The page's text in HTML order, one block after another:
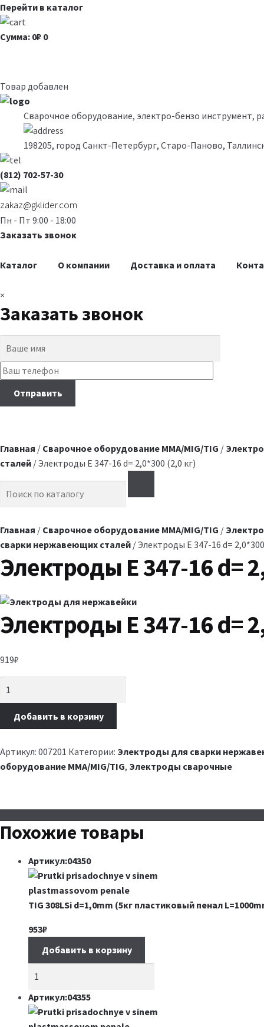
Перейти в каталог
Сумма: 0₽ 0
Товар добавлен
Сварочное оборудование, электро-бензо инструмент,
198205, город Санкт-Петербург, Старо-Паново,
(812) 702-57-30
zakaz@gklider.com
Пн - Пт 9:00 - 18:00
Заказать звонок
Каталог О компании Доставка и оплата
×
Заказать звонок
Главная / Сварочное оборудование MMA/MIG/TIG /
сталей / Электроды E 347-16 d= 2,0*300 (2,0 кг)
Search for:
Главная / Сварочное оборудование MMA/MIG/TIG /
сварки нержавеющих сталей / Электроды E 347-16 d=
Электроды E 347-16 d=
Электроды E 347-16 d=
919₽
Добавить в корзину
Артикул: 007201 Категории: Электроды для сварки
оборудование MMA/MIG/TIG, Электроды сварочные
Похожие товары
Артикул:04350
TIG 308LSi d=1,0mm (5кг пластиковый пенал
953₽
Добавить в корзину
Артикул:04355